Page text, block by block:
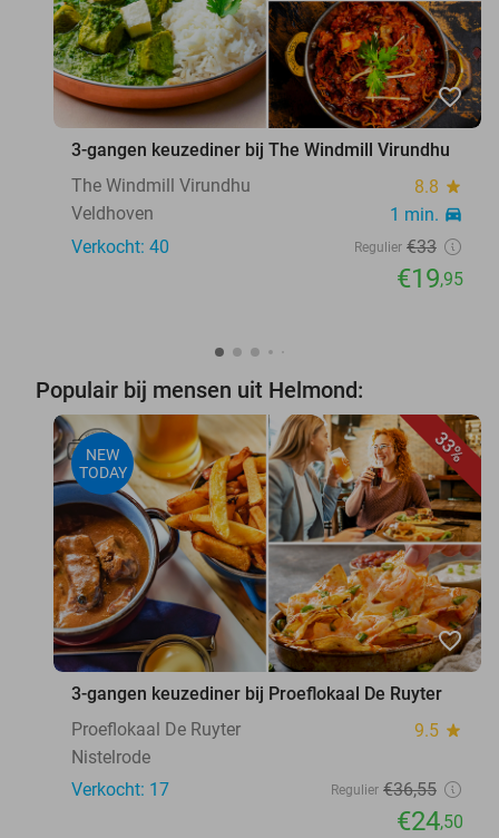
favorite_border
3-gangen keuzediner bij The Windmill Virundhu
The Windmill Virundhu
8.8 star
Veldhoven 1 min. directions_car
Verkocht: 40 Regulier €33
€19,95
Populair bij mensen uit Helmond:
33%
NEW
TODAY
favorite_border
3-gangen keuzediner bij Proeflokaal De Ruyter
Proeflokaal De Ruyter
9.5 star
Nistelrode
Verkocht: 17
Regulier €36,55
€24,50